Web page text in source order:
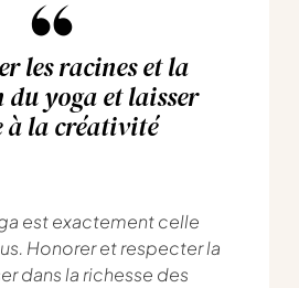
les racines et la
yoga et laisser
à la créativité
est exactement celle
Honorer et respecter la
dans la richesse des